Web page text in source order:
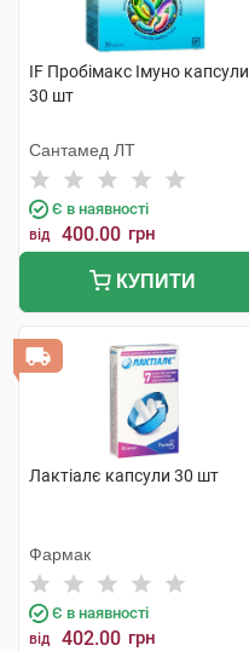
IF Пробімакс Імуно капсули
30 шт
Сантамед ЛТ
Є в наявності
від 400.00 грн
КУПИТИ
Лактіалє капсули 30 шт
Фармак
Є в наявності
від 402.00 грн